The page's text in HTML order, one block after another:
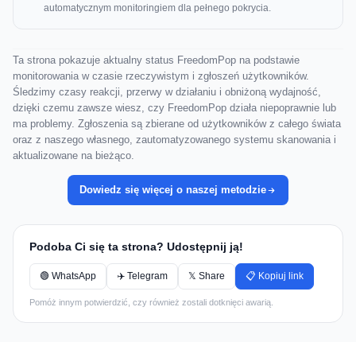
automatycznym monitoringiem dla pełnego pokrycia.
Ta strona pokazuje aktualny status FreedomPop na podstawie
monitorowania w czasie rzeczywistym i zgłoszeń użytkowników.
Śledzimy czasy reakcji, przerwy w działaniu i obniżoną wydajność,
dzięki czemu zawsze wiesz, czy FreedomPop działa niepoprawnie lub
ma problemy. Zgłoszenia są zbierane od użytkowników z całego świata
oraz z naszego własnego, zautomatyzowanego systemu skanowania i
aktualizowane na bieżąco.
Dowiedz się więcej o naszej metodzie
Podoba Ci się ta strona? Udostępnij ją!
🟢 WhatsApp ✈️ Telegram 𝕏 Share 📋 Kopiuj link
Pomóż innym potwierdzić, czy również zostali dotknięci awarią.